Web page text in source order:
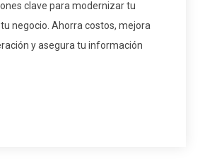
clave para modernizar tu
negocio. Ahorra costos, mejora
y asegura tu información